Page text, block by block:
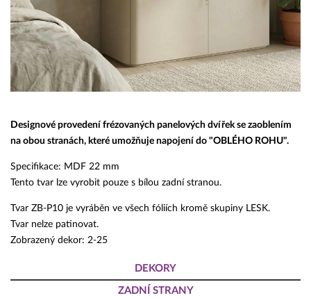
Designové provedení frézovaných panelových dvířek se zaoblením
na obou stranách, které umožňuje napojení do "OBLÉHO ROHU".
Specifikace: MDF 22 mm
Tento tvar lze vyrobit pouze s bílou zadní stranou.
Tvar ZB-P10 je vyráběn ve všech fóliích kromě skupiny LESK.
Tvar nelze patinovat.
Zobrazený dekor: 2-25
DEKORY
ZADNÍ STRANY